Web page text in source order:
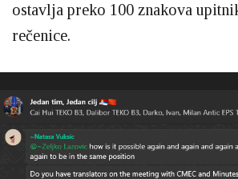
ostavlja preko 100 znakova
rečenice.